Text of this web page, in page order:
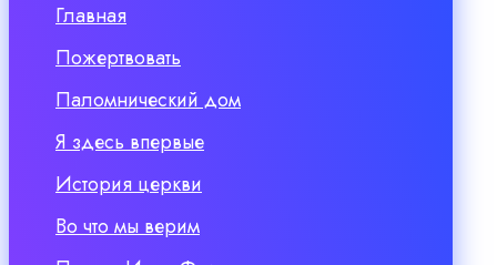
Главная
Пожертвовать
Паломнический дом
Я здесь впервые
История церкви
Во что мы верим